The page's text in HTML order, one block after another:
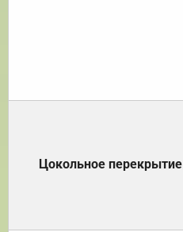
Цокольное перекрытие